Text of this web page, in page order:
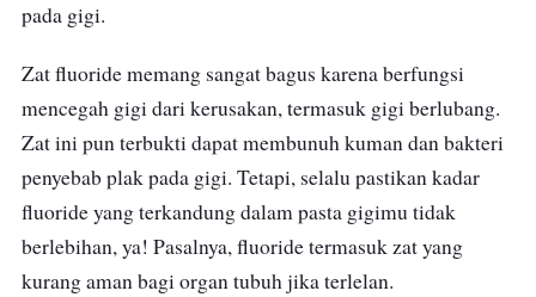
pada gigi.
Zat fluoride memang sangat bagus karena berfungsi
mencegah gigi dari kerusakan, termasuk gigi berlubang.
Zat ini pun terbukti dapat membunuh kuman dan bakteri
penyebab plak pada gigi. Tetapi, selalu pastikan kadar
fluoride yang terkandung dalam pasta gigimu tidak
berlebihan, ya! Pasalnya, fluoride termasuk zat yang
kurang aman bagi organ tubuh jika terlelan.